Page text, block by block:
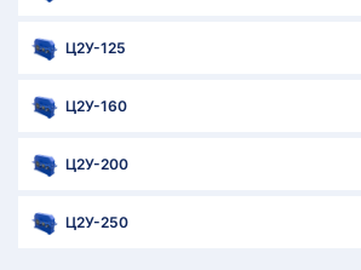
Ц2У-125
Ц2У-160
Ц2У-200
Ц2У-250